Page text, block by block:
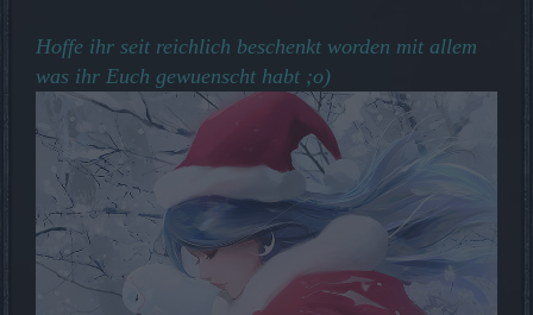
Hoffe ihr seit reichlich beschenkt worden mit allem
was ihr Euch gewuenscht habt ;o)